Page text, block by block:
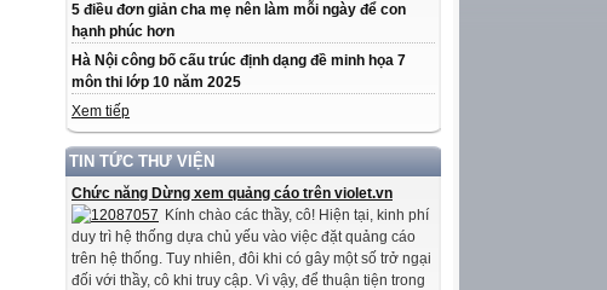
5 điều đơn giản cha mẹ nên làm mỗi ngày để con
hạnh phúc hơn
Hà Nội công bố cấu trúc định dạng đề minh họa 7
môn thi lớp 10 năm 2025
Xem tiếp
TIN TỨC THƯ VIỆN
Chức năng Dừng xem quảng cáo trên violet.vn
Kính chào các thầy, cô! Hiện tại, kinh phí
duy trì hệ thống dựa chủ yếu vào việc đặt quảng cáo
trên hệ thống. Tuy nhiên, đôi khi có gây một số trở ngại
đối với thầy, cô khi truy cập. Vì vậy, để thuận tiện trong